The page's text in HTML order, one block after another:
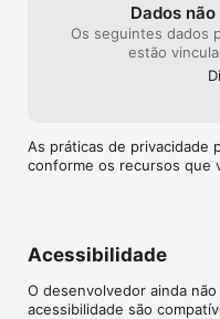
Dados
Os seguintes dados
estão
As práticas de privacidade
conforme os recursos que
Acessibilidade
O desenvolvedor ainda
acessibilidade são